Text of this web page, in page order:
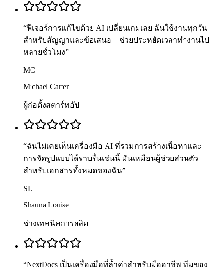
“ฟีเจอร์การแก้ไขด้วย AI เปลี่ยนเกมเลย ฉันใช้งานทุกวัน
สำหรับสัญญาและข้อเสนอ—ช่วยประหยัดเวลาทำงานไป
หลายชั่วโมง”
MC
Michael Carter
ผู้ก่อตั้งสตาร์ทอัป
“ฉันไม่เคยเห็นเครื่องมือ AI ที่รวมการสร้างเนื้อหาและ
การจัดรูปแบบได้ราบรื่นเช่นนี้ มันเหมือนผู้ช่วยส่วนตัว
สำหรับเอกสารทั้งหมดของฉัน”
SL
Shauna Louise
ช่างเทคนิคการผลิต
“NextDocs เป็นเครื่องมือที่ล้ำค่าสำหรับมืออาชีพ ทีมของ